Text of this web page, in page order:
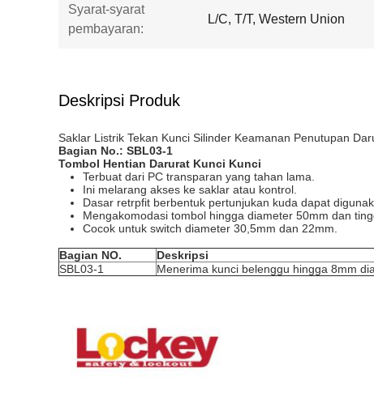
Syarat-syarat
pembayaran:
L/C, T/T, Western Union
Deskripsi Produk
Saklar Listrik Tekan Kunci Silinder Keamanan Penutupan
Bagian No.: SBL03-1
Tombol Hentian Darurat Kunci Kunci
Terbuat dari PC transparan yang tahan lama.
Ini melarang akses ke saklar atau kontrol.
Dasar retrpfit berbentuk pertunjukan kuda dapat
Mengakomodasi tombol hingga diameter 50mm dan
Cocok untuk switch diameter 30,5mm dan 22mm.
Bagian NO.
Deskripsi
SBL03-1
Menerima kunci belenggu hingga 8mm